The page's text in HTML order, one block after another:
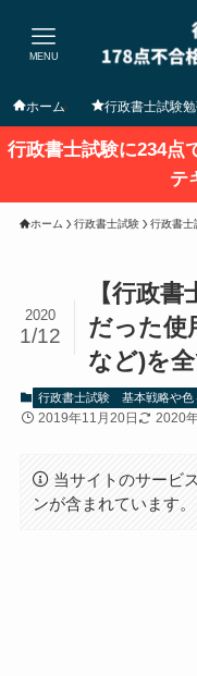
MENU
ホーム 行政書士試験
行政書士試験に234点
テ
ホーム 行政書士試験 行政書
【行政
だった使
など)を全
2020
1/12
行政書士試験 基本戦略や色
2019年11月20日 2020
当サイトのサービ
ンが含まれています。